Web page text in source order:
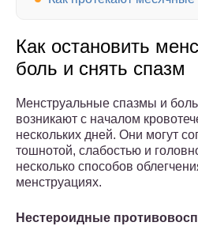
Как остановить
боль и снять спазм
Менструальные спазмы и
возникают с началом
нескольких дней. Они могут
тошнотой, слабостью и
несколько способов
менструациях.
Нестероидные